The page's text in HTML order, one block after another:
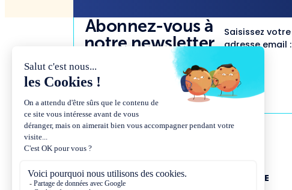
Abonnez-vous à
notre newsletter
Saisissez votre
adresse email :
NOUS CONNAÎTRE